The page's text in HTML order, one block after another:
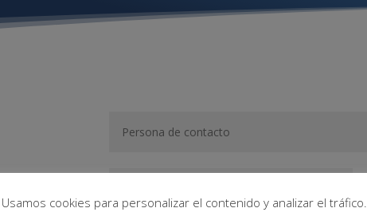
Usamos cookies para personalizar el contenido y analizar el tráfico.